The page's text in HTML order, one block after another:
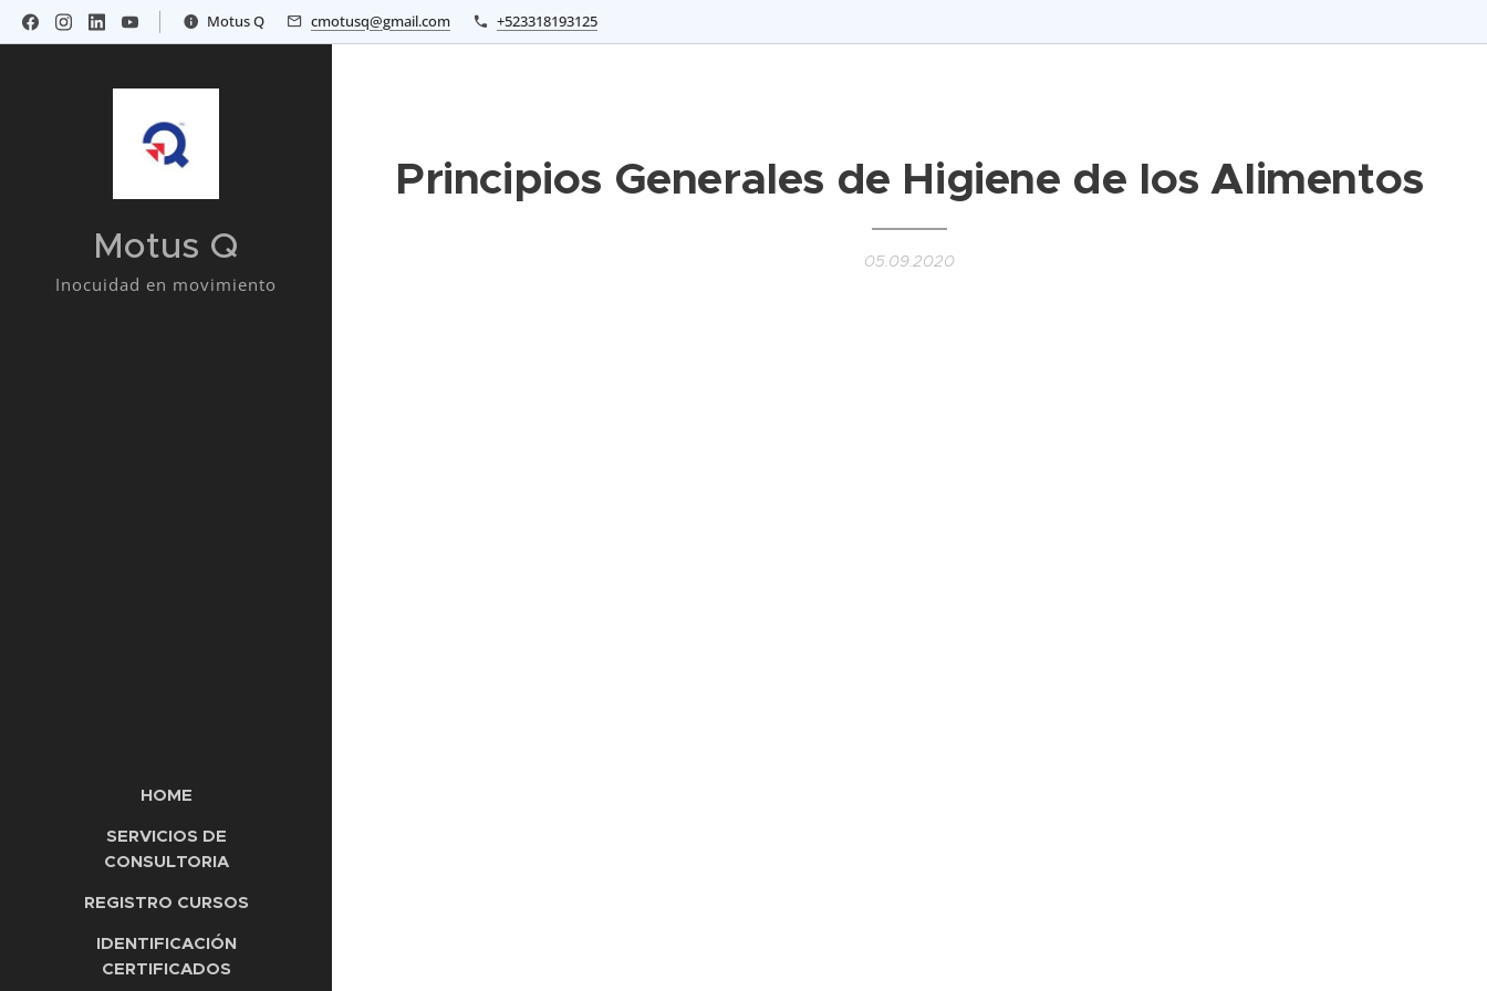
Motus Q cmotusq@gmail.com +523318193125
Motus Q
Inocuidad en movimiento
HOME
SERVICIOS DE
CONSULTORIA
REGISTRO CURSOS
IDENTIFICACIÓN
CERTIFICADOS
Principios Generales de Higiene de los Alimentos
05.09.2020